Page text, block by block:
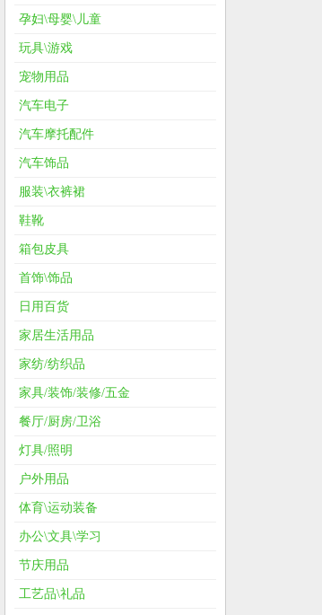
孕妇\母婴\儿童
玩具\游戏
宠物用品
汽车电子
汽车摩托配件
汽车饰品
服装\衣裤裙
鞋靴
箱包皮具
首饰\饰品
日用百货
家居生活用品
家纺/纺织品
家具/装饰/装修/五金
餐厅/厨房/卫浴
灯具/照明
户外用品
体育\运动装备
办公\文具\学习
节庆用品
工艺品\礼品